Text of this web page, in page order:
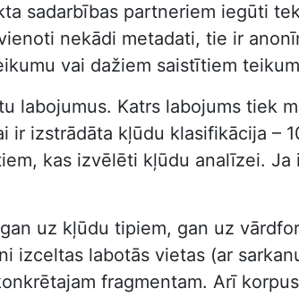
sadarbības partneriem iegūti
nekādi metadati, tie ir
vai dažiem saistītiem
labojumus. Katrs labojums tiek
ir izstrādāta kļūdu klasifikācija –
kas izvēlēti kļūdu analīzei. Ja
uz kļūdu tipiem, gan uz
izceltas labotās vietas (ar
fragmentam. Arī